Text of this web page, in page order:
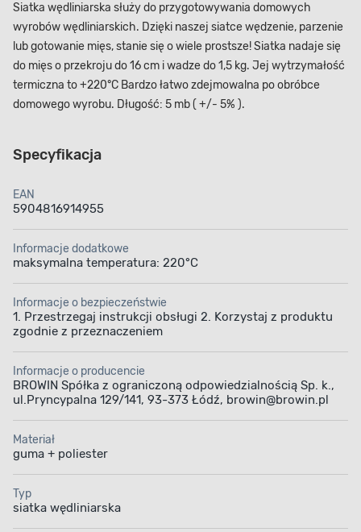
Siatka wędliniarska służy do przygotowywania domowych
wyrobów wędliniarskich. Dzięki naszej siatce wędzenie, parzenie
lub gotowanie mięs, stanie się o wiele prostsze! Siatka nadaje się
do mięs o przekroju do 16 cm i wadze do 1,5 kg. Jej wytrzymałość
termiczna to +220°C Bardzo łatwo zdejmowalna po obróbce
domowego wyrobu. Długość: 5 mb ( +/- 5% ).
Specyfikacja
EAN
5904816914955
Informacje dodatkowe
maksymalna temperatura: 220°C
Informacje o bezpieczeństwie
1. Przestrzegaj instrukcji obsługi 2. Korzystaj z produktu
zgodnie z przeznaczeniem
Informacje o producencie
BROWIN Spółka z ograniczoną odpowiedzialnością Sp. k.,
ul.Pryncypalna 129/141, 93-373 Łódź, browin@browin.pl
Materiał
guma + poliester
Typ
siatka wędliniarska